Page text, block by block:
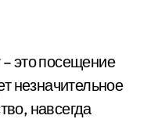
это посещение
незначительное
навсегда